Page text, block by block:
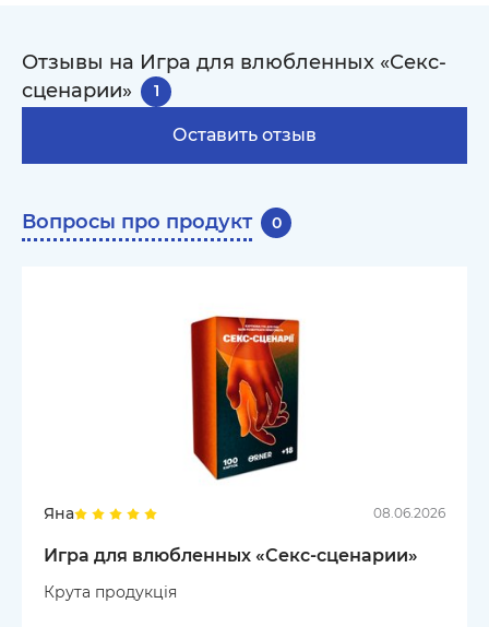
Отзывы на Игра для влюбленных «Секс-
сценарии»
1
Оставить отзыв
Вопросы про продукт 0
Яна 08.06.2026
Игра для влюбленных «Секс-сценарии»
Крута продукція